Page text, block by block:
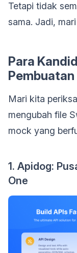
Tetapi tidak
sama. Jadi,
Para
Mari kita
mengubah file
mock yang
1. Apidog:
One